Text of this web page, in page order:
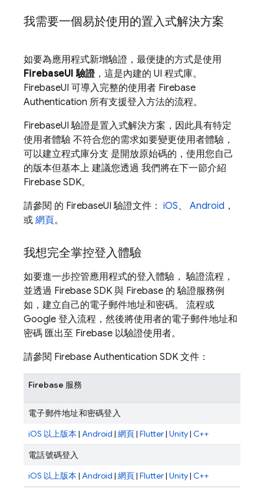
我需要一個易於使用的置入式解決方案
如要為應用程式新增驗證，最便捷的方式是使用
FirebaseUI 驗證，這是內建的 UI 程式庫。
FirebaseUI 可導入完整的使用者 Firebase
Authentication 所有支援登入方法的流程。
FirebaseUI 驗證是置入式解決方案，因此具有特定
使用者體驗 不符合您的需求如要變更使用者體驗，
可以建立程式庫分支 是開放原始碼的，使用您自己
的版本但基本上 建議您透過 我們將在下一節介紹
Firebase SDK。
請參閱 的 FirebaseUI 驗證文件： iOS、 Android ，
或 網頁。
我想完全掌控登入體驗
如要進一步控管應用程式的登入體驗， 驗證流程，
並透過 Firebase SDK 與 Firebase 的 驗證服務例
如，建立自己的電子郵件地址和密碼。 流程或
Google 登入流程，然後將使用者的電子郵件地址和
密碼 匯出至 Firebase 以驗證使用者。
請參閱 Firebase Authentication SDK 文件：
Firebase 服務
電子郵件地址和密碼登入
iOS 以上版本 | Android | 網頁| Flutter| Unity| C++
電話號碼登入
iOS 以上版本 | Android | 網頁| Flutter| Unity| C++